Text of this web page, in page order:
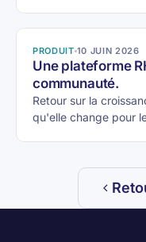
PRODUIT 10 JUIN 2026
Une plateforme
communauté.
Retour sur la
qu'elle change pour